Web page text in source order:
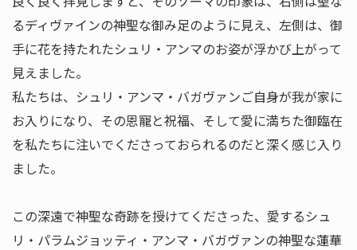
るディヴァインの神聖な御み足のように見え、左側は、御
手に花を持たれたシュリ・アンマのお姿が浮かび上がって
見えました。
私たちは、シュリ・アンマ・バガヴァンご自身が我が家に
お入りになり、その恩寵と祝福、そして愛に満ちた御臨在
を私たちに注いでくださっておられるのだと深く感じ入り
ました。
この深遠で神聖な奇跡を授けてくださった、愛するシュ
リ・パラムジョッティ・アンマ・バガヴァンの神聖な蓮華